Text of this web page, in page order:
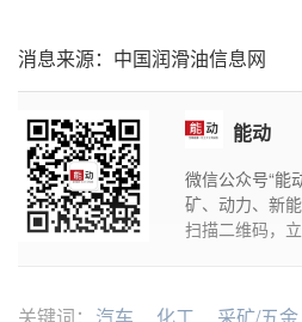
消息来源：中国润滑油信息网
能动
微信公众号“能
矿、动力、新
扫描二维码，立